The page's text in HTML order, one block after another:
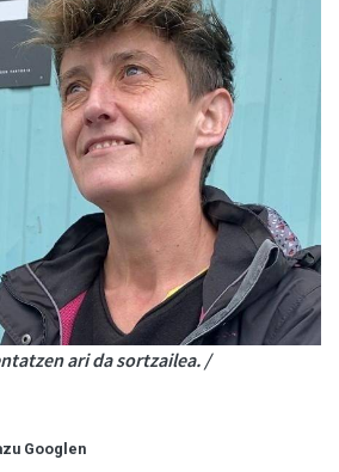
ari da sortzailea. /
Googlen